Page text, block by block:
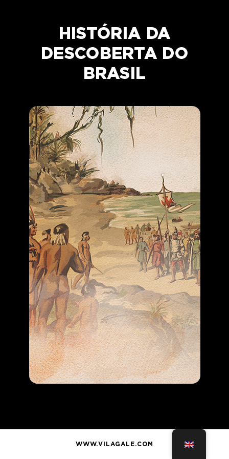
HISTÓRIA DA
DESCOBERTA DO
BRASIL
WWW.VILAGALE.COM